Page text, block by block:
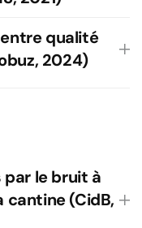
qualité
2024)
par le bruit à
cantine (CidB,